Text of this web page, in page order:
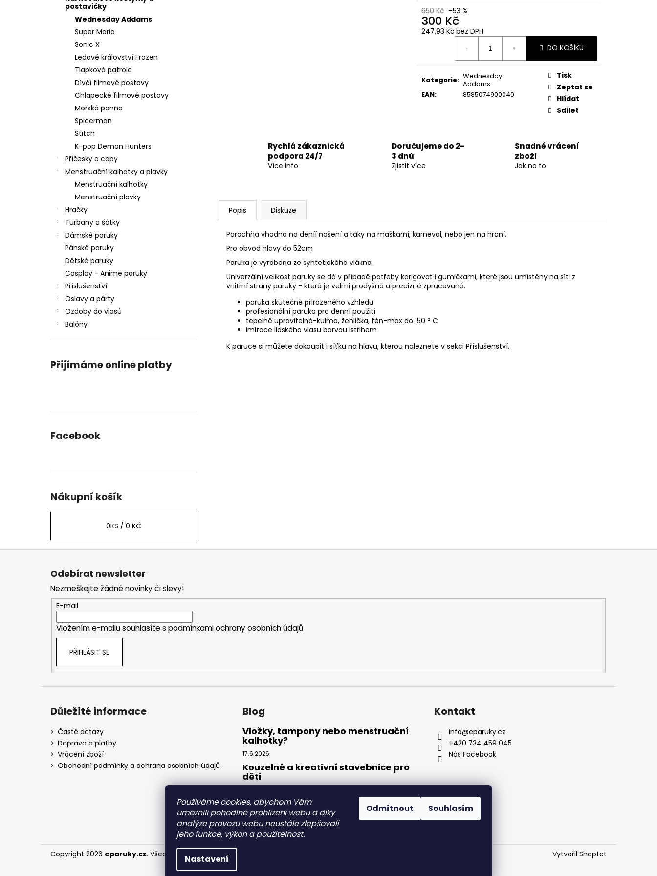
Používáme cookies, abychom Vám
umožnili pohodlné prohlížení webu a díky
analýze provozu webu neustále zlepšovali
jeho funkce, výkon a použitelnost.
Nastavení
Odmítnout Souhlasím
postavičky
Wednesday Addams
Super Mario
Sonic X
Ledové království Frozen
Tlapková patrola
Dívčí filmové postavy
Chlapecké filmové postavy
Mořská panna
Spiderman
Stitch
K-pop Demon Hunters
Příčesky a copy
Menstruační kalhotky a plavky
Menstruační kalhotky
Menstruační plavky
Hračky
Turbany a šátky
Dámské paruky
Pánské paruky
Dětské paruky
Cosplay - Anime paruky
Příslušenství
Oslavy a párty
Ozdoby do vlasů
Balóny
Přijímáme online platby
Facebook
Nákupní košík
0KS / 0 KČ
650 Kč –53 %
300 Kč
247,93 Kč bez DPH
DO KOŠÍKU
Kategorie: Wednesday
Addams
EAN: 8585074900040
Tisk
Zeptat se
Hlídat
Sdílet
Rychlá zákaznická
podpora 24/7
Více info
Doručujeme do 2-
3 dnů
Zjistit více
Snadné vrácení
zboží
Jak na to
Popis Diskuze
Parochňa vhodná na deníí nošení a taky na maškarní, karneval, nebo jen na hraní.
Pro obvod hlavy do 52cm
Paruka je vyrobena ze syntetického vlákna.
Univerzální velikost paruky se dá v případě potřeby korigovat i gumičkami, které jsou umístěny na síti z
vnitřní strany paruky - která je velmi prodyšná a precizně zpracovaná.
paruka skutečně přirozeného vzhledu
profesionální paruka pro denní použití
tepelně upravitelná-kulma, žehlička, fén-max do 150 ° C
imitace lidského vlasu barvou istřihem
K paruce si můžete dokoupit i síťku na hlavu, kterou naleznete v sekci Příslušenství.
Odebírat newsletter
Nezmeškejte žádné novinky či slevy!
E-mail
Vložením e-mailu souhlasíte s podmínkami ochrany osobních údajů
PŘIHLÁSIT SE
Důležité informace
Časté dotazy
Doprava a platby
Vrácení zboží
Obchodní podmínky a ochrana osobních údajů
Blog
Vložky, tampony nebo menstruační
kalhotky?
17.6.2026
Kouzelné a kreativní stavebnice pro
děti
Splňte si sen o mořské panně:
Kompletní sada plavek s ocasem
31.7.2025
Kontakt
info@eparuky.cz
+420 734 459 045
Náš Facebook
Vytvořil Shoptet
Copyright 2026 eparuky.cz. Všechna práva vyhrazena.